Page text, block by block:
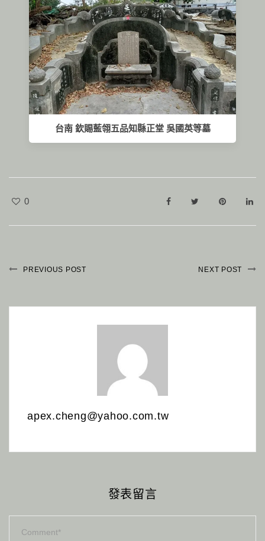
台南 欽賜藍翎五品知縣正堂 吳國英等墓
0
PREVIOUS POST NEXT POST
apex.cheng@yahoo.com.tw
發表留言